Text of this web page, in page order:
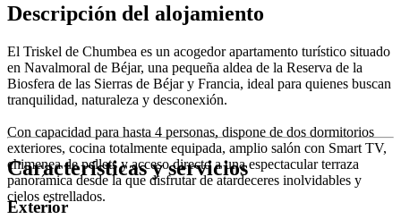
Descripción del alojamiento
El Triskel de Chumbea es un acogedor apartamento turístico situado
en Navalmoral de Béjar, una pequeña aldea de la Reserva de la
Biosfera de las Sierras de Béjar y Francia, ideal para quienes buscan
tranquilidad, naturaleza y desconexión.
Con capacidad para hasta 4 personas, dispone de dos dormitorios
exteriores, cocina totalmente equipada, amplio salón con Smart TV,
chimenea de pellets y acceso directo a una espectacular terraza
panorámica desde la que disfrutar de atardeceres inolvidables y
cielos estrellados.
Características y servicios
Exterior